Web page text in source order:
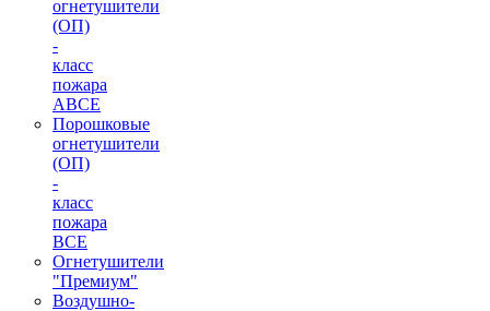
огнетушители
(ОП)
-
класс
пожара
АВСЕ
Порошковые
огнетушители
(ОП)
-
класс
пожара
ВСЕ
Огнетушители
"Премиум"
Воздушно-